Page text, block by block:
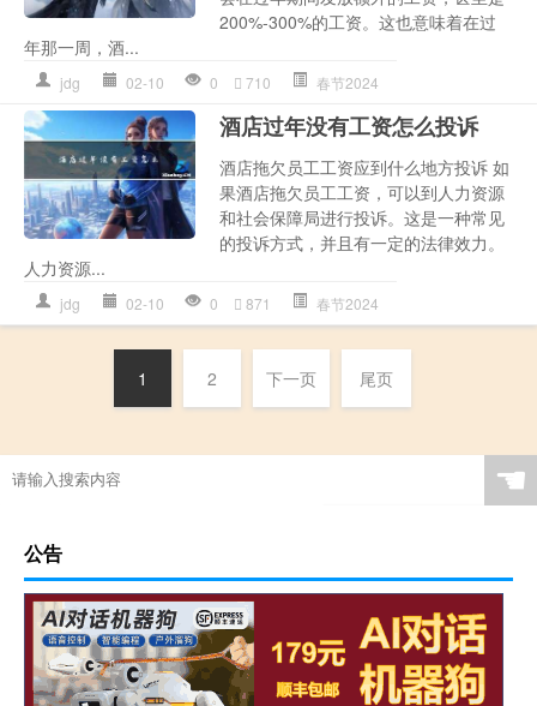
200%-300%的工资。这也意味着在过
年那一周，酒...
jdg 02-10 0 710 春节2024
酒店过年没有工资怎么投诉
酒店拖欠员工工资应到什么地方投诉 如
果酒店拖欠员工工资，可以到人力资源
和社会保障局进行投诉。这是一种常见
的投诉方式，并且有一定的法律效力。
人力资源...
jdg 02-10 0 871 春节2024
1 2 下一页 尾页
☚
公告